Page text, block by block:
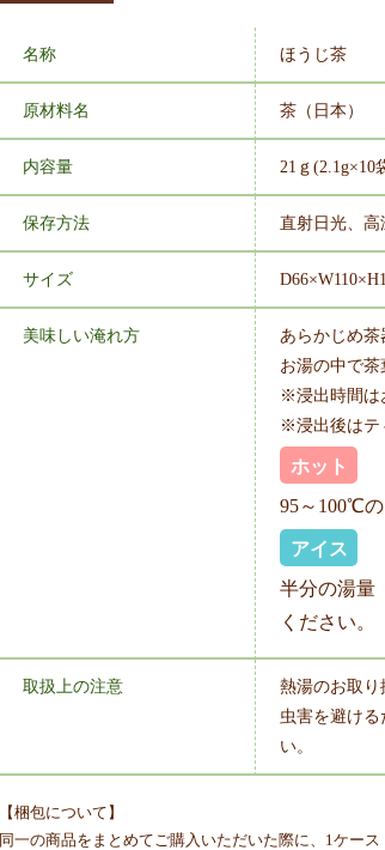
名称 ほうじ茶
原材料名 茶（日本）
内容量 21ｇ(2.1g×10
保存方法 直射日光、高
サイズ
美味しい淹れ方
あらかじめ茶
お湯の中で茶
※浸出時間は
※浸出後はテ
ホット
95～100℃の
アイス
半分の湯量
ください。
取扱上の注意
熱湯のお取り
虫害を避け
い。
【梱包について】
同一の商品をまとめてご購入いただいた際に、1ケー